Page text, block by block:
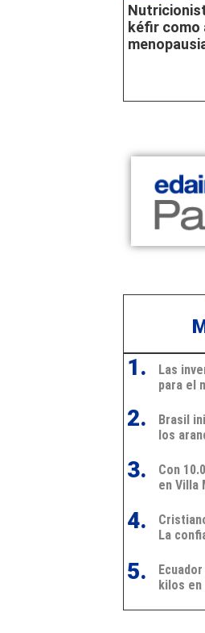
kéfir como
1.
2.
3.
4.
5.
Las
para el
Brasil
los
Uruguay
Con
en Villa
La
kilos en